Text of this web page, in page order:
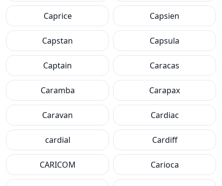
Caprice Capsien
Capstan Capsula
Captain Caracas
Caramba Carapax
Caravan Cardiac
cardial Cardiff
CARICOM Carioca